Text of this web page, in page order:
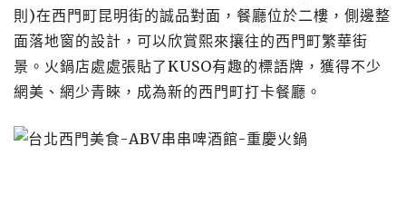
則)在西門町昆明街的誠品對面，餐廳位於二樓，側邊整
面落地窗的設計，可以欣賞熙來攘往的西門町繁華街
景。火鍋店處處張貼了KUSO有趣的標語牌，獲得不少
網美、網少青睞，成為新的西門町打卡餐廳。